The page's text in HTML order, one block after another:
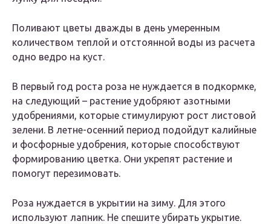
Поливают цветы дважды в день умеренным
количеством теплой и отстоянной воды из расчета
одно ведро на куст.
В первый год роста роза не нуждается в подкормке,
на следующий – растение удобряют азотными
удобрениями, которые стимулируют рост листовой
зелени. В летне-осенний период подойдут калийные
и фосфорные удобрения, которые способствуют
формированию цветка. Они укрепят растение и
помогут перезимовать.
Роза нуждается в укрытии на зиму. Для этого
используют лапник. Не спешите убирать укрытие.